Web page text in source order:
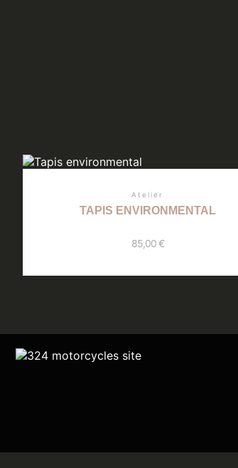
Atelier
TAPIS ENVIRONMENTAL
85,00 €